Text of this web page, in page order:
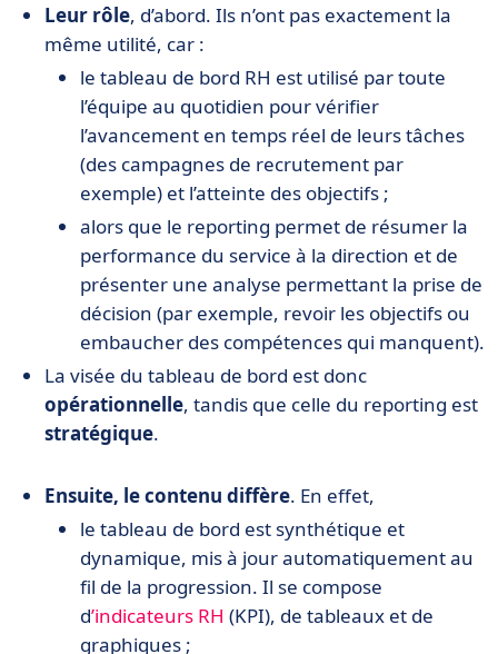
Leur rôle, d’abord. Ils n’ont pas exactement la
même utilité, car :
le tableau de bord RH est utilisé par toute
l’équipe au quotidien pour vérifier
l’avancement en temps réel de leurs tâches
(des campagnes de recrutement par
exemple) et l’atteinte des objectifs ;
alors que le reporting permet de résumer la
performance du service à la direction et de
présenter une analyse permettant la prise de
décision (par exemple, revoir les objectifs ou
embaucher des compétences qui manquent).
La visée du tableau de bord est donc
opérationnelle, tandis que celle du reporting est
stratégique.
Ensuite, le contenu diffère. En effet,
le tableau de bord est synthétique et
dynamique, mis à jour automatiquement au
fil de la progression. Il se compose
d’indicateurs RH (KPI), de tableaux et de
graphiques ;